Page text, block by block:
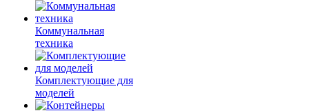
Коммунальная
техника
Комплектующие для
моделей